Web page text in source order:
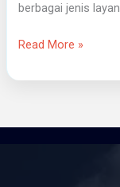
berbagai jenis
Read More »